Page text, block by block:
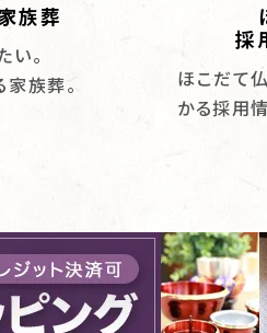
族葬
。
族葬。
採
ほこだて
かる採用